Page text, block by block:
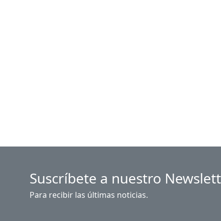
Suscríbete a nuestro
Para recibir las últimas noticias.